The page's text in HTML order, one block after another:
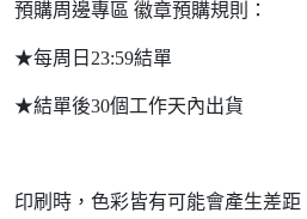
預購周邊專區 徽章預購規則：
★每周日23:59結單
★結單後30個工作天內出貨
印刷時，色彩皆有可能會產生差